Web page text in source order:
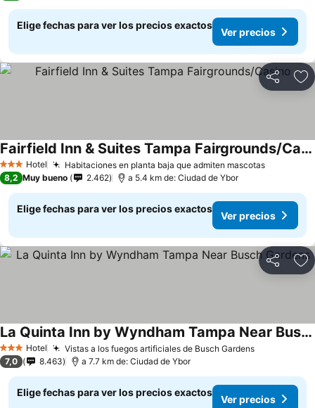
Elige fechas para ver los precios exactos
Ver precios
Compartir
3 Estrellas
Hotel Habitaciones en planta baja que admiten mascotas
Fairfield Inn & Suites Tampa Fairgrounds/Casino
8,2 Muy bueno 2.462 a 5.4 km de: Ciudad de Ybor
Elige fechas para ver los precios exactos
Ver precios
Compartir
3 Estrellas
Hotel Vistas a los fuegos artificiales de Busch Gardens
La Quinta Inn by Wyndham Tampa Near Busch Gardens
7,0 8.463 a 7.7 km de: Ciudad de Ybor
Elige fechas para ver los precios exactos
Ver precios